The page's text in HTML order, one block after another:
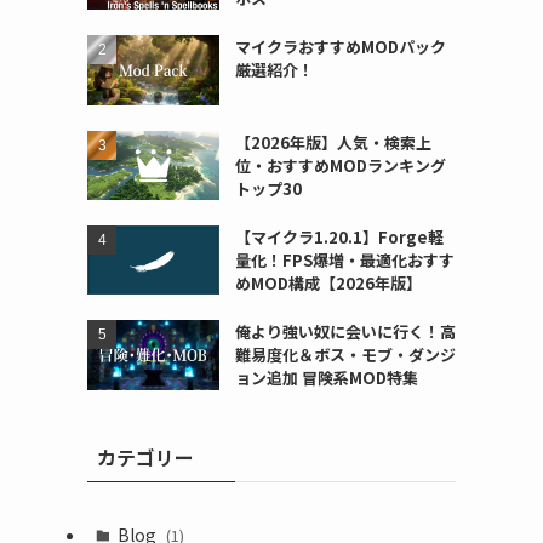
マイクラおすすめMODパック
厳選紹介！
【2026年版】人気・検索上
位・おすすめMODランキング
トップ30
【マイクラ1.20.1】Forge軽
量化！FPS爆増・最適化おすす
めMOD構成【2026年版】
俺より強い奴に会いに行く！高
難易度化＆ボス・モブ・ダンジ
ョン追加 冒険系MOD特集
カテゴリー
Blog (1)